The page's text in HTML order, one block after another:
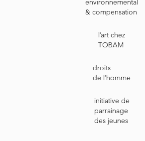
environnemental
& compensation
l’art chez
TOBAM
droits
de l’homme
initiative de
parrainage
des jeunes